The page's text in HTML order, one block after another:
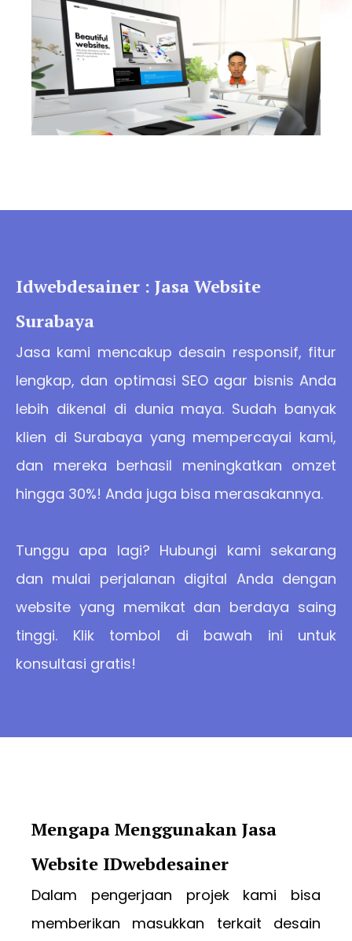
Idwebdesainer : Jasa Website
Surabaya
Jasa kami mencakup desain responsif, fitur
lengkap, dan optimasi SEO agar bisnis Anda
lebih dikenal di dunia maya. Sudah banyak
klien di Surabaya yang mempercayai kami,
dan mereka berhasil meningkatkan omzet
hingga 30%! Anda juga bisa merasakannya.
Tunggu apa lagi? Hubungi kami sekarang
dan mulai perjalanan digital Anda dengan
website yang memikat dan berdaya saing
tinggi. Klik tombol di bawah ini untuk
konsultasi gratis!
Mengapa Menggunakan Jasa
Website IDwebdesainer
Dalam pengerjaan projek kami bisa
memberikan masukkan terkait desain